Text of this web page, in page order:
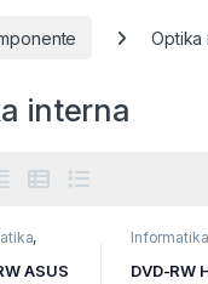
Optika
interna
,
ASUS
Informatika
DVD-RW